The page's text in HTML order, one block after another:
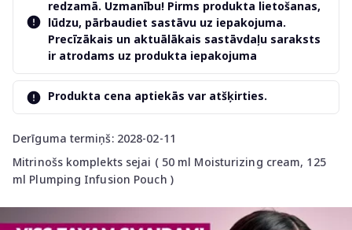
Derīguma termiņš: 2028-02-11
Mitrinošs komplekts sejai ( 50 ml Moisturizing cream, 125
ml Plumping Infusion Pouch )
redzamā. Uzmanību! Pirms produkta lietošanas,
lūdzu, pārbaudiet sastāvu uz iepakojuma.
Precīzākais un aktuālākais sastāvdaļu saraksts
ir atrodams uz produkta iepakojuma
Produkta cena aptiekās var atšķirties.